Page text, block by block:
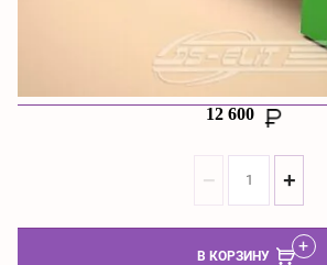
12 600
− +
В КОРЗИНУ